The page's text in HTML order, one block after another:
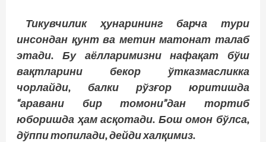
Тикувчилик ҳунарининг барча тури
инсондан қунт ва метин матонат талаб
этади. Бу аёлларимизни нафақат бўш
вақтларини бекор ўтказмасликка
чорлайди, балки рўзғор юритишда
“аравани бир томони”дан тортиб
юборишда ҳам асқотади. Бош омон бўлса,
дўппи топилади, дейди халқимиз.